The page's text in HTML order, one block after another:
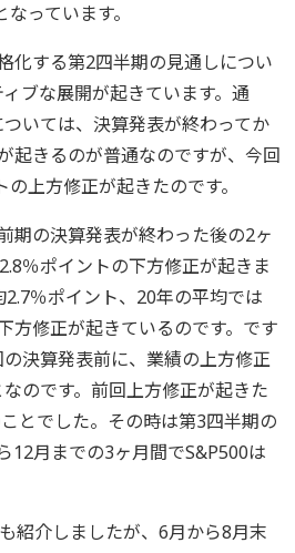
っています。
化する第2四半期の見通しについ
ブな展開が起きています。通
いては、決算発表が終わってか
起きるのが普通なのですが、今回
上方修正が起きたのです。
期の決算発表が終わった後の2ヶ
％ポイントの下方修正が起きま
％ポイント、20年の平均では
方修正が起きているのです。です
決算発表前に、業績の上方修正
のです。前回上方修正が起きた
とでした。その時は第3四半期の
12月までの3ヶ月間でS&P500は
紹介しましたが、6月から8月末